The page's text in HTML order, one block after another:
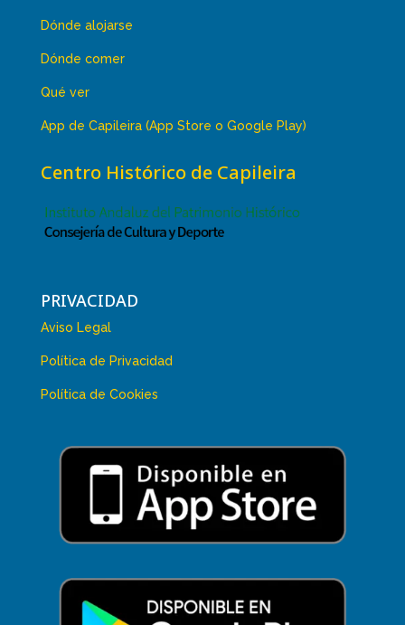
Dónde alojarse
Dónde comer
Qué ver
App de Capileira (App Store o Google Play)
Centro Histórico de Capileira
PRIVACIDAD
Aviso Legal
Política de Privacidad
Política de Cookies